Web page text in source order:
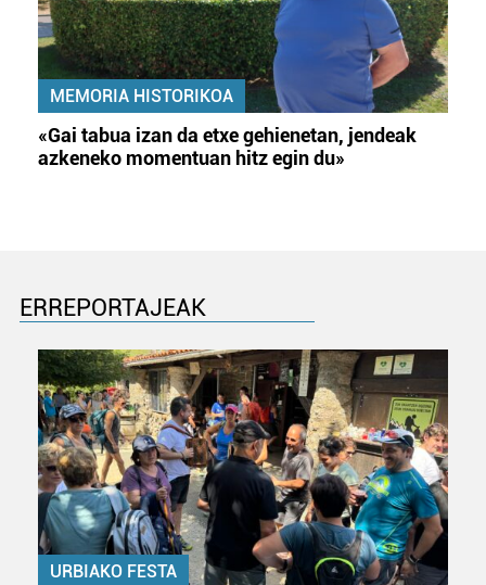
MEMORIA HISTORIKOA
«Gai tabua izan da etxe gehienetan, jendeak
azkeneko momentuan hitz egin du»
ERREPORTAJEAK
URBIAKO FESTA